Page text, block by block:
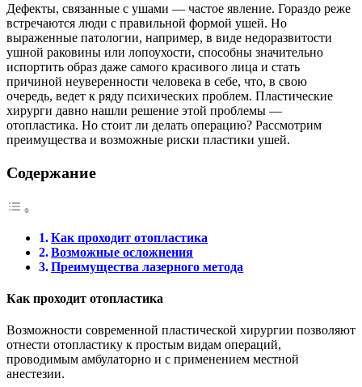
Дефекты, связанные с ушами — частое явление. Гораздо реже
встречаются люди с правильной формой ушей. Но
выраженные патологии, например, в виде недоразвитости
ушной раковины или лопоухости, способны значительно
испортить образ даже самого красивого лица и стать
причиной неуверенности человека в себе, что, в свою
очередь, ведет к ряду психических проблем. Пластические
хирурги давно нашли решение этой проблемы —
отопластика. Но стоит ли делать операцию? Рассмотрим
преимущества и возможные риски пластики ушей.
Содержание
Как проходит отопластика
Возможные осложнения
Преимущества лазерного метода
Как проходит отопластика
Возможности современной пластической хирургии позволяют
отнести отопластику к простым видам операций,
проводимым амбулаторно и с применением местной
анестезии.